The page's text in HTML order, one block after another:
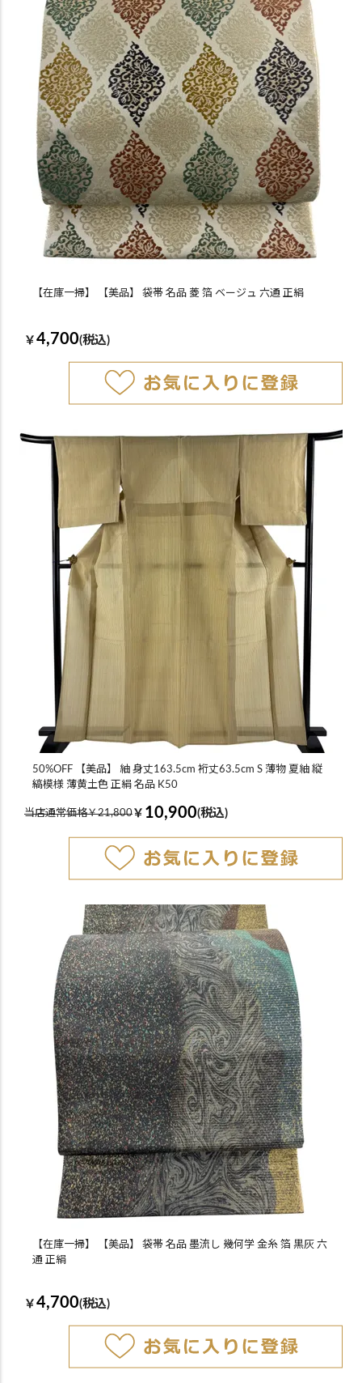
【在庫一掃】 【美品】 袋帯 名品 菱 箔 ベージュ 六通 正絹
￥ 4,700(税込)
50%OFF 【美品】 紬 身丈163.5cm 裄丈63.5cm S 薄物 夏紬 縦
縞模様 薄黄土色 正絹 名品 K50
当店通常価格￥21,800￥ 10,900(税込)
【在庫一掃】 【美品】 袋帯 名品 墨流し 幾何学 金糸 箔 黒灰 六
通 正絹
￥ 4,700(税込)